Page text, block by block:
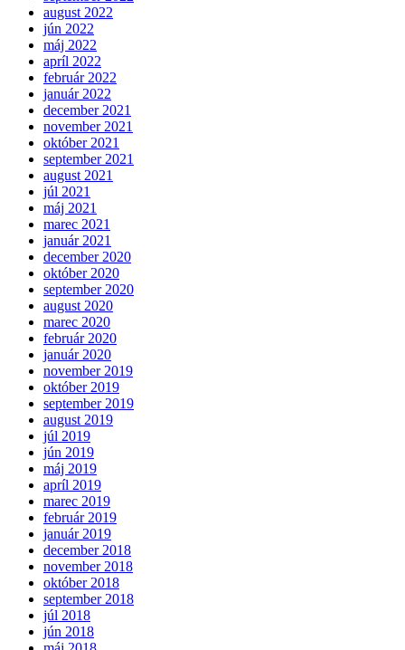
august 2022
jún 2022
máj 2022
apríl 2022
február 2022
január 2022
december 2021
november 2021
október 2021
september 2021
august 2021
júl 2021
máj 2021
marec 2021
január 2021
december 2020
október 2020
september 2020
august 2020
marec 2020
február 2020
január 2020
november 2019
október 2019
september 2019
august 2019
júl 2019
jún 2019
máj 2019
apríl 2019
marec 2019
február 2019
január 2019
december 2018
november 2018
október 2018
september 2018
júl 2018
jún 2018